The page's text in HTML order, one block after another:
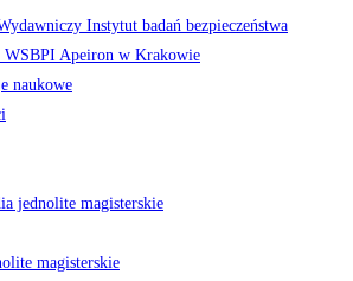
Instytut badań bezpieczeństwa
WSBPI Apeiron w Krakowie
naukowe
jednolite magisterskie
magisterskie